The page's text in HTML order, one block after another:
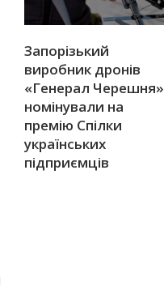
Запорізький
виробник дронів
«Генерал Черешня»
номінували на
премію Спілки
українських
підприємців